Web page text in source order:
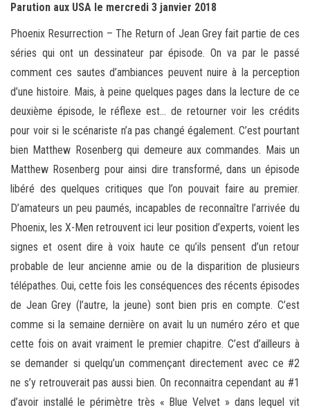
Parution aux USA le mercredi 3 janvier 2018
Phoenix Resurrection – The Return of Jean Grey fait partie de ces
séries qui ont un dessinateur par épisode. On va par le passé
comment ces sautes d’ambiances peuvent nuire à la perception
d’une histoire. Mais, à peine quelques pages dans la lecture de ce
deuxième épisode, le réflexe est… de retourner voir les crédits
pour voir si le scénariste n’a pas changé également. C’est pourtant
bien Matthew Rosenberg qui demeure aux commandes. Mais un
Matthew Rosenberg pour ainsi dire transformé, dans un épisode
libéré des quelques critiques que l’on pouvait faire au premier.
D’amateurs un peu paumés, incapables de reconnaître l’arrivée du
Phoenix, les X-Men retrouvent ici leur position d’experts, voient les
signes et osent dire à voix haute ce qu’ils pensent d’un retour
probable de leur ancienne amie ou de la disparition de plusieurs
télépathes. Oui, cette fois les conséquences des récents épisodes
de Jean Grey (l’autre, la jeune) sont bien pris en compte. C’est
comme si la semaine dernière on avait lu un numéro zéro et que
cette fois on avait vraiment le premier chapitre. C’est d’ailleurs à
se demander si quelqu’un commençant directement avec ce #2
ne s’y retrouverait pas aussi bien. On reconnaitra cependant au #1
d’avoir installé le périmètre très « Blue Velvet » dans lequel vit